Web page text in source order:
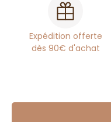
Expédition offerte
dès 90€ d'achat